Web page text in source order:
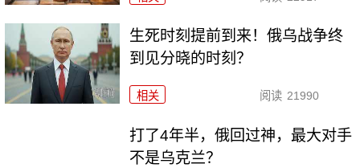
生死时刻提前到来！俄乌战争终
到见分晓的时刻？
相关 阅读 21990
打了4年半，俄回过神，最大对手
不是乌克兰？